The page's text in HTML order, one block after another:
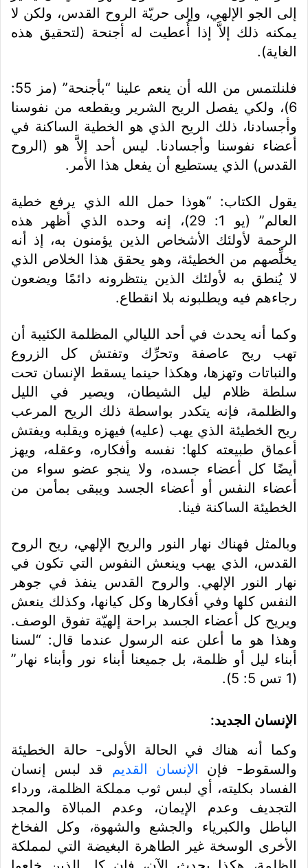
إلى الجو الإلهي، وإلى حريّة الروح القدس، ولكن لا
يمكنه ذلك إلاَّ إذا أُعطيت له أجنحة (لتحقيق هذه
الغاية).
فلنلتمس من الله أن ينعم علينا “بأجنحة” (مز 55:
6)، ولكي يفصل الريح الشرير ويقطعه من نفوسنا
وأجسادنا، ذلك الريح الذي هو الخطية الساكنة في
أعضاء نفوسنا وأجسادنا. ليس أحد إلاَّ هو (الروح
القدس) الذي يستطيع أن يفعل هذا الأمر.
يقول الكتاب: “هوذا حمل الله الذي يرفع خطية
العالم” (يو 1: 29)، إنه وحده الذي أظهر هذه
الرحمة لأولئك الأشخاص الذين يؤمنون به، إذ أنه
يخلِّصهم من الخطيئة، وهو يحقق هذا الخلاص الذي
لا يُنطق به لأولئك الذين ينتظرونه دائمًا ويضعون
رجاءهم فيه ويطلبونه بلا انقطاع.
وكما أنه يحدث في أحد الليالي المظلمة الكئيبة أن
تهب ريح عاصفة وتحرِّك وتفتش كل الزروع
والنباتات وتهزها، وهكذا حينما يسقط الإنسان تحت
سلطة ظلام ليل الشيطان، ويصير في الليل
والظلمة، فإنه يتكدر بواسطة ذلك الريح المرعب
ريح الخطيئة الذي يهب (عليه) فيهزه ويقلبه ويفتش
أعماق طبيعته كلها: نفسه وأفكاره، وعقله، ويهز
أيضًا كل أعضاء جسده، ولا ينجو عضو سواء من
أعضاء النفس أو أعضاء الجسد ويبقى بمأمن من
الخطيئة الساكنة فينا.
وبالمثل فهناك نهار النور والريح الإلهي، ريح الروح
القدس، الذي يهب وينعش النفوس التي تكون في
نهار النور الإلهي. والروح القدس ينفذ في جوهر
النفس كلها وفي أفكارها وكل كيانها، وكذلك ينعش
ويريح كل أعضاء الجسد براحة إلهيّة تفوق الوصف.
وهذا هو ما أعلن عنه الرسول عندما قال: “لسنا
أبناء ليل أو ظلمة، بل جميعنا أبناء نور وأبناء نهار”
(1 تس 5: 5).
الإنسان الجديد:
وكما أنه هناك في الحالة الأولى- حالة الخطيئة
والسقوط- فإن الإنسان القديم
قد لبس إنسان
الفساد بكليته، أي لبس ثوب مملكة الظلمة، ورداء
التجديف وعدم الإيمان، وعدم المبالاة والمجد
الباطل والكبرياء والجشع والشهوة، وكل الفخاخ
الأخرى الوسخة غير الطاهرة البغيضة التي لمملكة